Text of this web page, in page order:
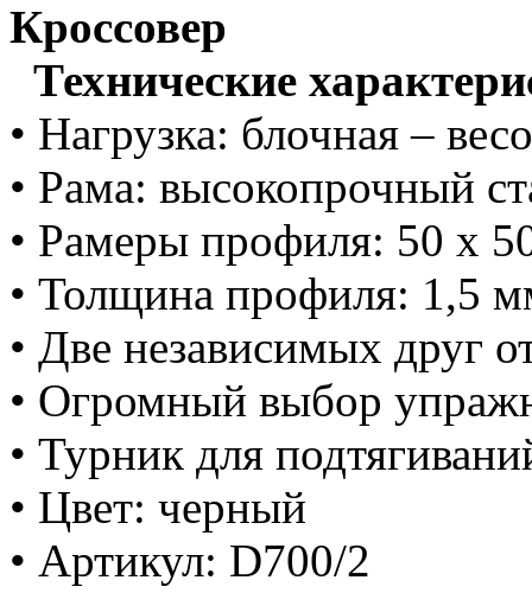
Кроссовер
Технические
• Нагрузка: блочная –
• Рама: высокопрочный
• Рамеры профиля: 50 х
• Толщина профиля: 1,5
• Две независимых друг
• Огромный выбор
• Турник для
• Цвет: черный
• Артикул: D700/2